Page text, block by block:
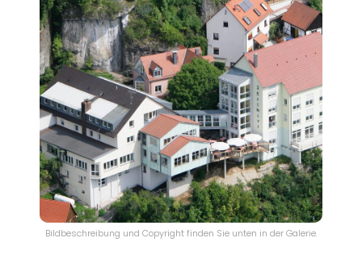
Bildbeschreibung und Copyright finden Sie unten in der Galerie.